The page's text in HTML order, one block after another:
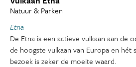
Natuur & Parken
Etna
De Etna is een actieve vulkaan aan de
de hoogste vulkaan van Europa en hét
bezoek is zeker de moeite waard.